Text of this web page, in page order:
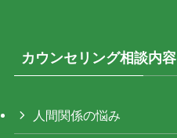
カウンセリング相談内容
人間関係の悩み